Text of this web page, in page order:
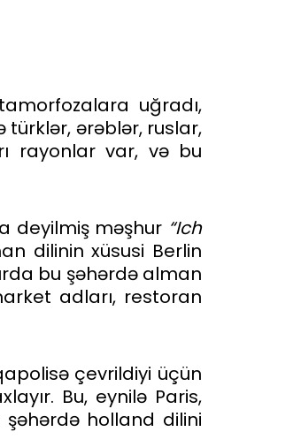
uğradı,
türklər, ərəblər, ruslar,
rayonlar var, və bu
deyilmiş məşhur “Ich
dilinin xüsusi Berlin
bu şəhərdə alman
adları, restoran
çevrildiyi üçün
Bu, eynilə Paris,
holland dilini